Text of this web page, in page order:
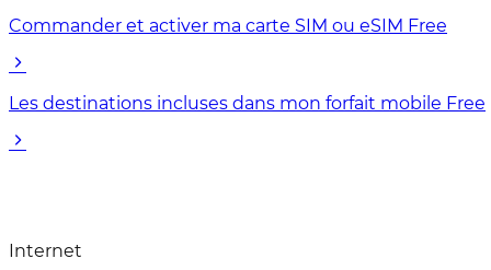
Commander et activer ma carte SIM ou eSIM Free
Les destinations incluses dans mon forfait mobile Free
Internet